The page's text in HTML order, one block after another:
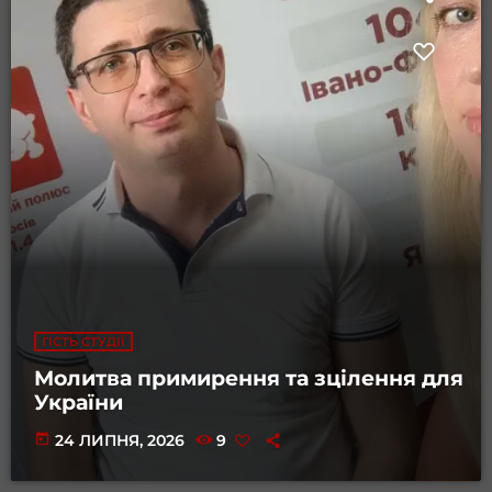
ГІСТЬ СТУДІЇ
Молитва примирення та зцілення для
України
today 24 ЛИПНЯ, 2026 9